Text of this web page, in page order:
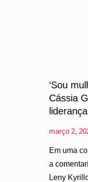
‘Sou
Cássia
março 2,
Em uma
a
Leny